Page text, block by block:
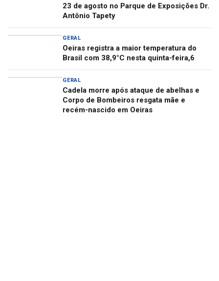
23 de agosto no Parque de Exposições Dr.
Antônio Tapety
GERAL
Oeiras registra a maior temperatura do
Brasil com 38,9°C nesta quinta-feira,6
GERAL
Cadela morre após ataque de abelhas e
Corpo de Bombeiros resgata mãe e
recém-nascido em Oeiras